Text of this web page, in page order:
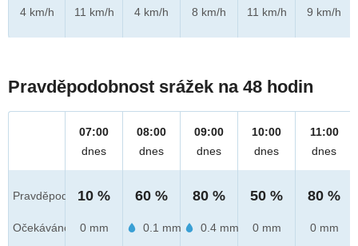
4 km/h
11 km/h
4 km/h
8 km/h
11 km/h
9 km/h
Pravděpodobnost srážek na 48 hodin
Pravděpod.
Očekáváno
07:00
dnes
10 %
0 mm
08:00
dnes
60 %
0.1 mm
09:00
dnes
80 %
0.4 mm
10:00
dnes
50 %
0 mm
11:00
dnes
80 %
0 mm